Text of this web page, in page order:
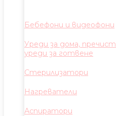
Бебефони и видеофони
Уреди за дома,
уреди за готвене
Стерилизатори
Нагреватели
Аспиратори